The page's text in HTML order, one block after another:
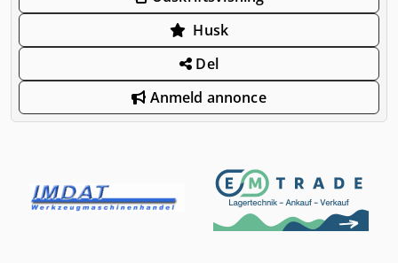
Husk
Del
Anmeld annonce